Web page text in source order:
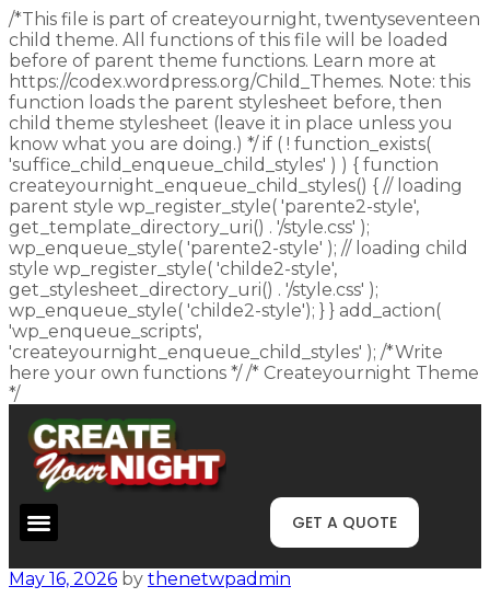
/*This file is part of createyournight, twentyseventeen
child theme. All functions of this file will be loaded
before of parent theme functions. Learn more at
https://codex.wordpress.org/Child_Themes. Note: this
function loads the parent stylesheet before, then
child theme stylesheet (leave it in place unless you
know what you are doing.) */ if ( ! function_exists(
'suffice_child_enqueue_child_styles' ) ) { function
createyournight_enqueue_child_styles() { // loading
parent style wp_register_style( 'parente2-style',
get_template_directory_uri() . '/style.css' );
wp_enqueue_style( 'parente2-style' ); // loading child
style wp_register_style( 'childe2-style',
get_stylesheet_directory_uri() . '/style.css' );
wp_enqueue_style( 'childe2-style'); } } add_action(
'wp_enqueue_scripts',
'createyournight_enqueue_child_styles' ); /*Write
here your own functions */ /* Createyournight Theme
*/
GET A QUOTE
May 16, 2026 by thenetwpadmin